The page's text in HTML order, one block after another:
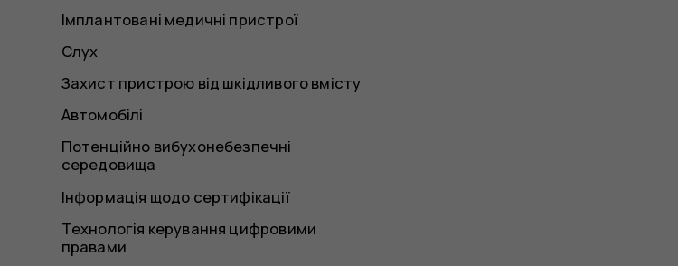
Імплантовані медичні пристрої
Слух
Захист пристрою від шкідливого вмісту
Автомобілі
Потенційно вибухонебезпечні
середовища
Інформація щодо сертифікації
Технологія керування цифровими
правами